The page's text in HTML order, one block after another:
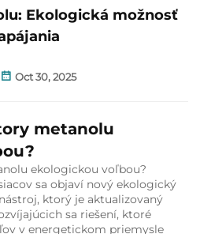
Ekologická možnosť
Oct 30, 2025
metanolu
ekologickou voľbou?
sa objaví nový ekologický
ktorý je aktualizovaný
sa riešení, ktoré
v energetickom priemysle